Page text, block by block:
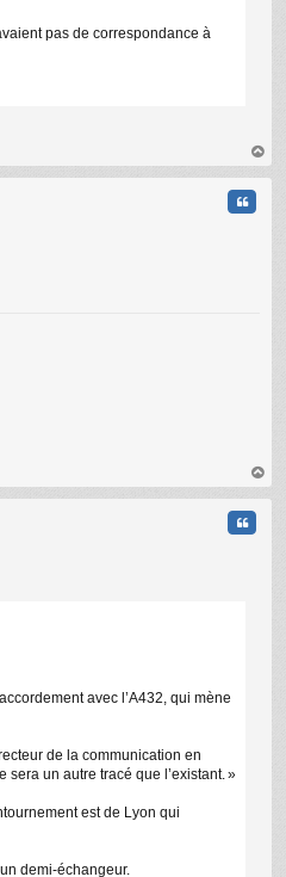
pas de correspondance à
au
au
avec l’A432, qui mène
de la communication en
un autre tracé que l’existant. »
est de Lyon qui
demi-échangeur.